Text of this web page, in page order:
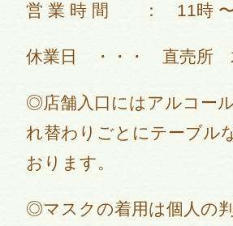
営 業 時 間 ： 11時 〜
休業日 ・・・ 直売所
◎店舗入口にはアルコー
れ替わりごとにテーブル
おります。
◎マスクの着用は個人の